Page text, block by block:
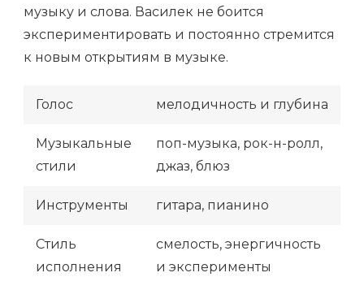
музыку и слова. Василек не боится
экспериментировать и постоянно стремится
к новым открытиям в музыке.
Голос мелодичность и глубина
Музыкальные
стили
поп-музыка, рок-н-ролл,
джаз, блюз
Инструменты гитара, пианино
Стиль
исполнения
смелость, энергичность
и эксперименты